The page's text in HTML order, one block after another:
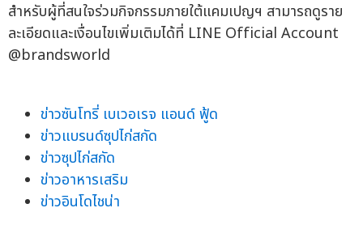
สำหรับผู้ที่สนใจร่วมกิจกรรมภายใต้แคมเปญฯ สามารถดูราย
ละเอียดและเงื่อนไขเพิ่มเติมได้ที่ LINE Official Account
@brandsworld
ข่าวซันโทรี่ เบเวอเรจ แอนด์ ฟู้ด
ข่าวแบรนด์ซุปไก่สกัด
ข่าวซุปไก่สกัด
ข่าวอาหารเสริม
ข่าวอินโดไชน่า